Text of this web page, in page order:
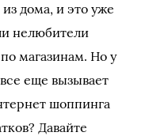
дома, и это уже
нелюбители
магазинам. Но у
все еще вызывает
шоппинга
Давайте